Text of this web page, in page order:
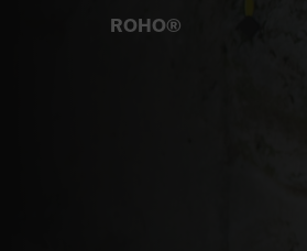
ROHO®